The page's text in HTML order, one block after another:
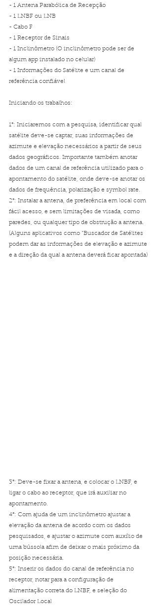
- 1 Antena Parabólica de Recepção
- 1 LNBF ou LNB
- Cabo F
- 1 Receptor de Sinais
- 1 Inclinômetro (O inclinômetro pode ser de
algum app instalado no celular)
- 1 Informações do Satélite e um canal de
referência confiável
Iniciando os trabalhos:
1°: Iniciaremos com a pesquisa, identificar qual
satélite deve-se captar, suas informações de
azimute e elevação necessários a partir de seus
dados geográficos. Importante também anotar
dados de um canal de referência utilizado para o
apontamento do satélite, onde deve-se anotar os
dados de frequência, polarização e symbol rate.
2°: Instalar a antena, de preferência em local com
fácil acesso, e sem limitações de visada, como
paredes, ou qualquer tipo de obstrução a antena.
(Alguns aplicativos como “Buscador de Satélites
podem dar as informações de elevação e azimute
e a direção da qual a antena deverá ficar apontada)
3°: Deve-se fixar a antena, e colocar o LNBF, e
ligar o cabo ao receptor, que irá auxiliar no
apontamento.
4°: Com ajuda de um inclinômetro ajustar a
elevação da antena de acordo com os dados
pesquisados, e ajustar o azimute com auxílio de
uma bússola afim de deixar o mais próximo da
posição necessária.
5°: Inserir os dados do canal de referência no
receptor, notar para a configuração de
alimentação correta do LNBF, e seleção do
Oscilador Local